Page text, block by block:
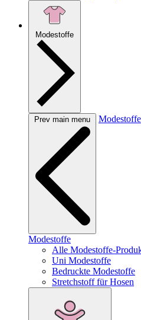
Modestoffe
Prev main menu Modestoffe
Modestoffe
Alle Modestoffe-
Uni Modestoffe
Bedruckte Modestoffe
Stretchstoff für Hosen